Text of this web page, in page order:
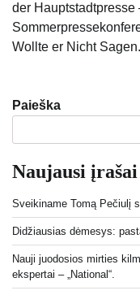
der Hauptstadtpresse
Wollte er Nicht
Paieška
Naujausi įrašai
Sveikiname Tomą Pečiulį
Didžiausias dėmesys:
Nauji juodosios mirties
ekspertai – „National“.